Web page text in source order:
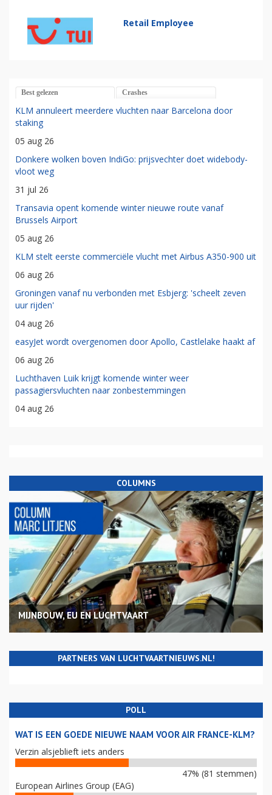
Retail Employee
Best gelezen Crashes
KLM annuleert meerdere vluchten naar Barcelona door
staking
05 aug 26
Donkere wolken boven IndiGo: prijsvechter doet widebody-
vloot weg
31 jul 26
Transavia opent komende winter nieuwe route vanaf
Brussels Airport
05 aug 26
KLM stelt eerste commerciële vlucht met Airbus A350-900 uit
06 aug 26
Groningen vanaf nu verbonden met Esbjerg: 'scheelt zeven
uur rijden'
04 aug 26
easyJet wordt overgenomen door Apollo, Castlelake haakt af
06 aug 26
Luchthaven Luik krijgt komende winter weer
passagiersvluchten naar zonbestemmingen
04 aug 26
COLUMNS
MIJNBOUW, EU EN LUCHTVAART
PARTNERS VAN LUCHTVAARTNIEUWS.NL!
POLL
WAT IS EEN GOEDE NIEUWE NAAM VOOR AIR FRANCE-KLM?
Verzin alsjeblieft iets anders
47% (81 stemmen)
European Airlines Group (EAG)